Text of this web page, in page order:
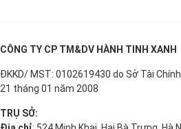
CÔNG TY CP TM&DV HÀNH TINH XANH
ĐKKD/ MST: 0102619430 do Sở Tài
21 tháng 01 năm 2008
TRỤ SỞ: